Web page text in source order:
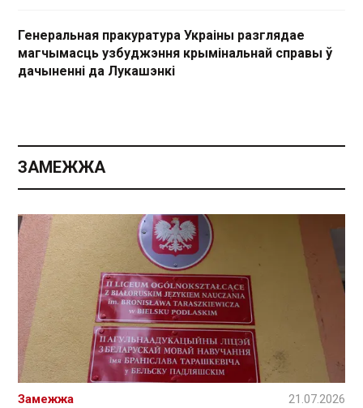
Генеральная пракуратура Украіны разглядае
магчымасць узбуджэння крымінальнай справы ў
дачыненні да Лукашэнкі
ЗАМЕЖЖА
Замежжа 21.07.2026